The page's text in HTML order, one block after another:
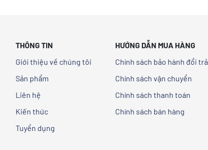
THÔNG TIN
Giới thiệu về chúng tôi
Sản phẩm
Liên hệ
Kiến thức
Tuyển dụng
HƯỚNG DẪN MUA HÀNG
Chính sách bảo hành đổi trả
Chính sách vận chuyển
Chính sách thanh toán
Chính sách bán hàng